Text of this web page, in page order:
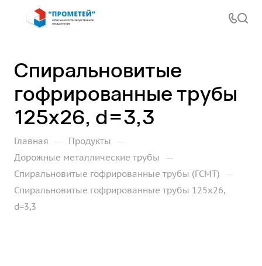
Спиральновитые
гофрированные трубы
125х26, d=3,3
Главная — Продукты —
Дорожные металлические трубы —
Спиральновитые гофрированные трубы (ГСМТ) —
Спиральновитые гофрированные трубы 125х26,
d=3,3